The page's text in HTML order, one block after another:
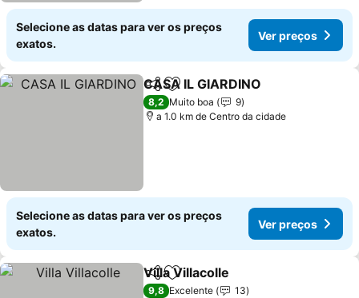
Selecione as datas para ver os preços
exatos.
Ver preços
PartilharAdicionar aos favoritos
CASA IL GIARDINO
8,2 Muito boa
9
a 1.0 km de Centro da cidade
Selecione as datas para ver os preços
exatos.
Ver preços
PartilharAdicionar aos favoritos
Villa Villacolle
9,8 Excelente
13